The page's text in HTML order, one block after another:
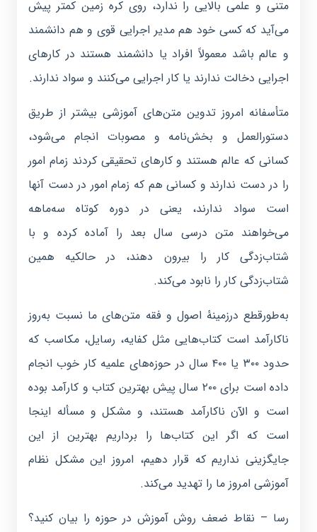
متنی و علمی بالایی را ندارد، روی کره زمین کمتر پیش
می‌آید که کسی خود هم مدیر اجرایی قوی و هم دانشمند
و عالم باشد معمولاً افراد یا دانشمند هستند در کارهای
اجرایی دخالت ندارند یا کار اجرایی می‌کنند و سواد ندارند.
متأسفانه امروز تدوین متن‌های آموزشی بیشتر از طریق
دستورالعمل و بخش‌نامه و مصوبات انجام می‌شود،
کسانی که عالم هستند و کارهای تحقیقی کردند زمام امور
را در دست ندارند و کسانی هم که زمام امور در دست آنها
است سواد ندارند، یعنی در دوره کوتاه سه‌ماهه
می‌خواهند متن درسی سال بعد را آماده کرده و با
شتاب‌زدگی کار را بیرون دهند، در حالکیه همین
شتاب‌زدگی کار را نابود می‌کند.
به‌طورقطع درزمینهٔ اصول و فقه متن‌های ما نسبت به‌روز
ناکارآمد است کتاب‌هایی مثل کفایه، رسایل، مکاسب که
حدود ۳۰۰ یا ۴۰۰ سال در حوزه‌های علمیه کار خوب انجام
داده است برای ۲۰۰ سال پیش بهترین کتاب و کارآمد بوده
است و الآن ناکارآمد هستند، و مشکل و مسأله اینجا
است که اگر این کتاب‌ها را برداریم بهترین از این
جایگزینی نداریم که قرار دهیم، امروز این مشکل نظام
آموزشی امروز ما را تهدید می‌کند.
رسا – نقاط ضعف روش آموزش در حوزه را بیان کنید؟